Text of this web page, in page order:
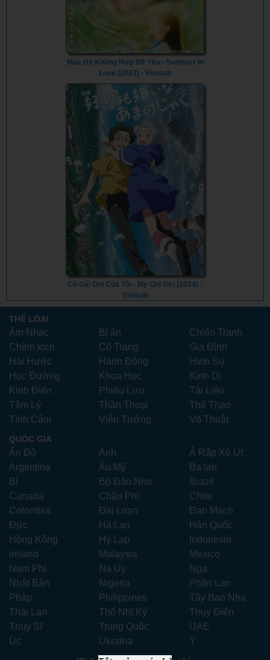
Mùa Hè Không Hợp Để Yêu - Summer In
Love (2023) - Vietsub
Cô Gái Oni Của Tôi - My Oni Girl (2024) -
Vietsub
THỂ LOẠI
Âm Nhạc Bí ẩn
Chiến Tranh
Chính kịch
Cổ Trang
Gia Đình
Hài Hước
Hành Động
Hình Sự
Học Đường
Khoa Học
Kinh Dị
Kinh Điển
Phiêu Lưu
Tài Liệu
Tâm Lý
Thần Thoại
Thể Thao
Tình Cảm
Viễn Tưởng Võ Thuật
QUỐC GIA
Ấn Độ Anh
Ả Rập Xê Út
Argentina
Âu Mỹ
Ba lan
Bỉ
Bồ Đào Nha
Brazil
Canada
Châu Phi
Chile
Colombia
Đài Loan
Đan Mạch
Đức
Hà Lan
Hàn Quốc
Hồng Kông
Hy Lạp
Indonesia
Ireland
Malaysia
Mexico
Nam Phi
Na Uy
Nga
Nhật Bản
Nigeria
Phần Lan
Pháp
Philippines
Tây Ban Nha
Thái Lan
Thổ Nhĩ Kỳ
Thụy Điển
Thụy Sĩ
Trung Quốc
UAE
Úc
Ukraina Ý